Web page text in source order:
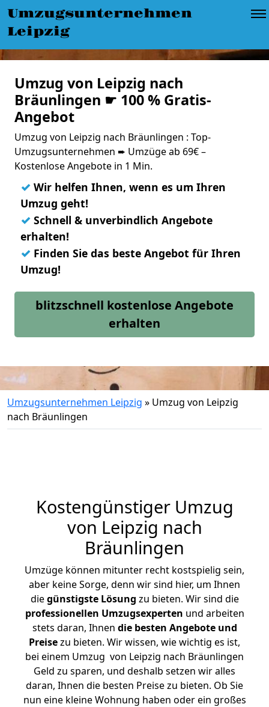
Umzugsunternehmen
Leipzig
Umzug von Leipzig nach
Bräunlingen ☛ 100 % Gratis-
Angebot
Umzug von Leipzig nach Bräunlingen : Top-
Umzugsunternehmen ➨ Umzüge ab 69€ –
Kostenlose Angebote in 1 Min.
✓ Wir helfen Ihnen, wenn es um Ihren
Umzug geht!
✓ Schnell & unverbindlich Angebote
erhalten!
✓ Finden Sie das beste Angebot für Ihren
Umzug!
blitzschnell kostenlose Angebote
erhalten
Umzugsunternehmen Leipzig » Umzug von Leipzig
nach Bräunlingen
Kostengünstiger Umzug
von Leipzig nach
Bräunlingen
Umzüge können mitunter recht kostspielig sein,
aber keine Sorge, denn wir sind hier, um Ihnen
diegünstigste Lösung zu bieten. Wir sind die
professionellen Umzugsexperten und arbeiten
stets daran, Ihnen die besten Angebote und
Preisezu bieten. Wir wissen, wie wichtig es ist,
bei einem Umzug von Leipzig nach Bräunlingen
Geld zu sparen, und deshalb setzen wir alles
daran, Ihnen die besten Preise zu bieten. Ob Sie
nun eine kleine Wohnung haben oder ein großes